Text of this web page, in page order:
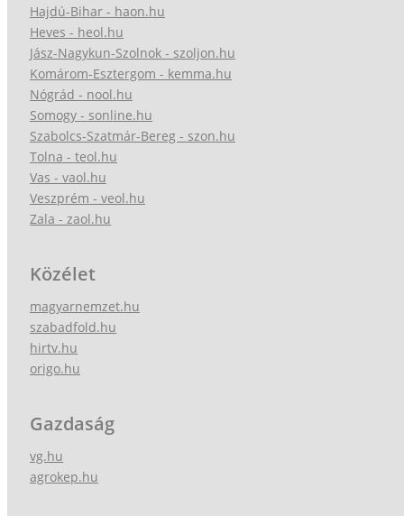
Hajdú-Bihar - haon.hu
Heves - heol.hu
Jász-Nagykun-Szolnok - szoljon.hu
Komárom-Esztergom - kemma.hu
Nógrád - nool.hu
Somogy - sonline.hu
Szabolcs-Szatmár-Bereg - szon.hu
Tolna - teol.hu
Vas - vaol.hu
Veszprém - veol.hu
Zala - zaol.hu
Közélet
magyarnemzet.hu
szabadfold.hu
hirtv.hu
origo.hu
Gazdaság
vg.hu
agrokep.hu